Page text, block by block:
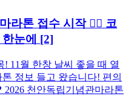
라톤 접수 시작 🏃‍♂️ 코
눈에 [2]
11월 한창 날씨 좋을 때 열
정보 들고 왔습니다! 편의
천안독립기념관마라톤